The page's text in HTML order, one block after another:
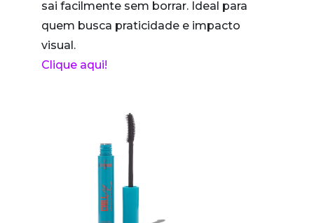
sai facilmente sem borrar. Ideal para
quem busca praticidade e impacto
visual.
Clique aqui!